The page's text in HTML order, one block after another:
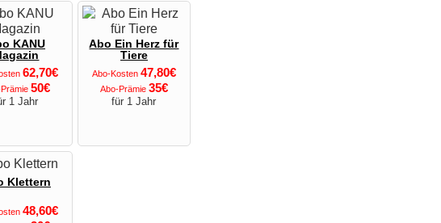
KANU
62,70€
50€
1 Jahr
Abo Ein Herz für
Tiere
Abo-Kosten 47,80€
Abo-Prämie 35€
für 1 Jahr
Klettern
48,60€